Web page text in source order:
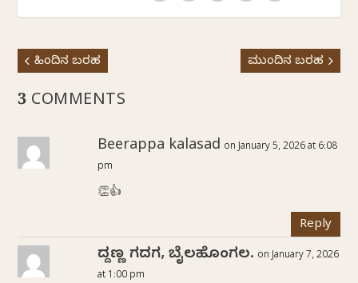
ಹಿಂದಿನ ಬರಹ ಮುಂದಿನ ಬರಹ
3 COMMENTS
Beerappa kalasad on January 5, 2026 at 6:08
pm
👏👍
Reply
ಸಿದ್ದಣ್ಣ ಗದಗ, ಬೈಲಹೊಂಗಲ. on January 7, 2026
at 1:00 pm